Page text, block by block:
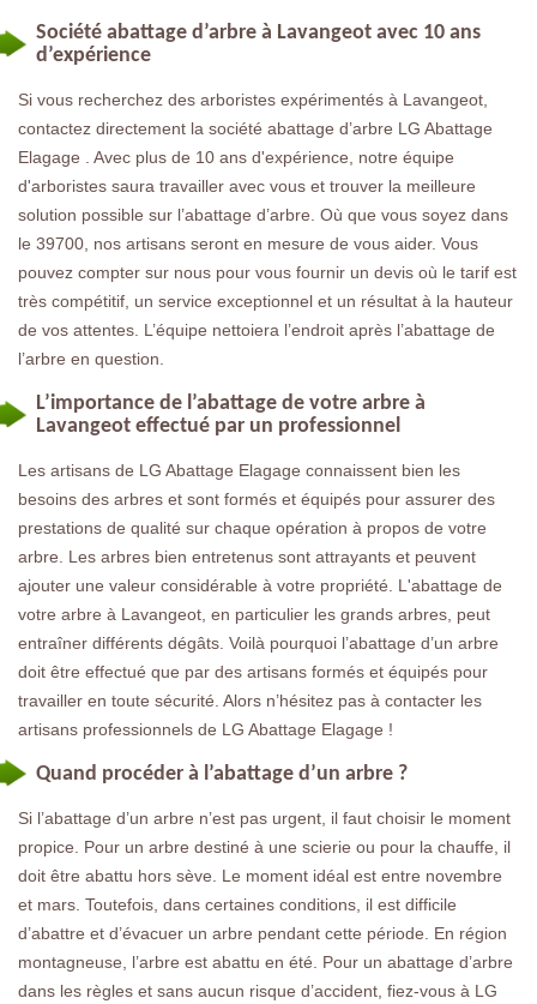
Société abattage d’arbre à Lavangeot avec 10 ans
d’expérience
Si vous recherchez des arboristes expérimentés à Lavangeot,
contactez directement la société abattage d’arbre LG Abattage
Elagage . Avec plus de 10 ans d'expérience, notre équipe
d'arboristes saura travailler avec vous et trouver la meilleure
solution possible sur l’abattage d’arbre. Où que vous soyez dans
le 39700, nos artisans seront en mesure de vous aider. Vous
pouvez compter sur nous pour vous fournir un devis où le tarif est
très compétitif, un service exceptionnel et un résultat à la hauteur
de vos attentes. L’équipe nettoiera l’endroit après l’abattage de
l’arbre en question.
L’importance de l’abattage de votre arbre à
Lavangeot effectué par un professionnel
Les artisans de LG Abattage Elagage connaissent bien les
besoins des arbres et sont formés et équipés pour assurer des
prestations de qualité sur chaque opération à propos de votre
arbre. Les arbres bien entretenus sont attrayants et peuvent
ajouter une valeur considérable à votre propriété. L'abattage de
votre arbre à Lavangeot, en particulier les grands arbres, peut
entraîner différents dégâts. Voilà pourquoi l’abattage d’un arbre
doit être effectué que par des artisans formés et équipés pour
travailler en toute sécurité. Alors n’hésitez pas à contacter les
artisans professionnels de LG Abattage Elagage !
Quand procéder à l’abattage d’un arbre ?
Si l’abattage d’un arbre n’est pas urgent, il faut choisir le moment
propice. Pour un arbre destiné à une scierie ou pour la chauffe, il
doit être abattu hors sève. Le moment idéal est entre novembre
et mars. Toutefois, dans certaines conditions, il est difficile
d’abattre et d’évacuer un arbre pendant cette période. En région
montagneuse, l’arbre est abattu en été. Pour un abattage d’arbre
dans les règles et sans aucun risque d’accident, fiez-vous à LG